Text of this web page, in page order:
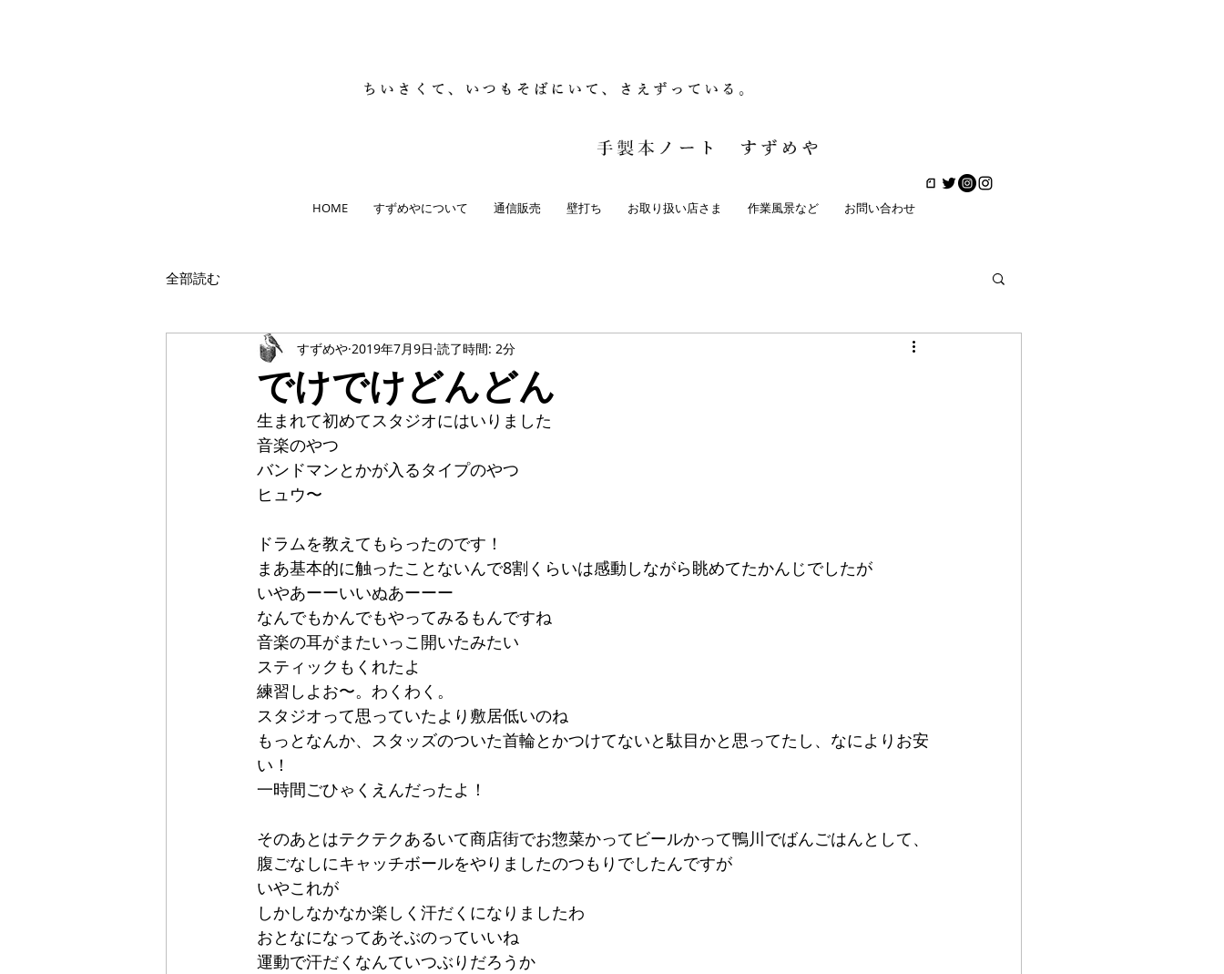
HOME すずめやについて 通信販売 壁打ち お取り扱い店さま 作業風景など お問い合わせ
全部読む
でけでけどんどん
すずめや 2019年7月9日 読了時間: 2分
生まれて初めてスタジオにはいりました
音楽のやつ
バンドマンとかが入るタイプのやつ
ヒュウ〜
ドラムを教えてもらったのです！
まあ基本的に触ったことないんで8割くらいは感動しながら眺めてたかんじでしたが
いやあーーいいぬあーーー
なんでもかんでもやってみるもんですね
音楽の耳がまたいっこ開いたみたい
スティックもくれたよ
練習しよお〜。わくわく。
スタジオって思っていたより敷居低いのね
もっとなんか、スタッズのついた首輪とかつけてないと駄目かと思ってたし、なによりお安
い！
一時間ごひゃくえんだったよ！
そのあとはテクテクあるいて商店街でお惣菜かってビールかって鴨川でばんごはんとして、
腹ごなしにキャッチボールをやりましたのつもりでしたんですが
いやこれが
しかしなかなか楽しく汗だくになりましたわ
おとなになってあそぶのっていいね
運動で汗だくなんていつぶりだろうか